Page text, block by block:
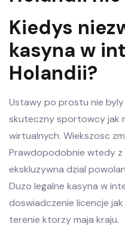
Kiedys
kasyna w
Holandii?
Ustawy po prostu nie
skuteczny sportowcy jak
wirtualnych. Wiekszosc
Prawdopodobnie wtedy z
ekskluzywna dzial
Duzo legalne kasyna w
doswiadczenie licencje
terenie ktorzy maja kraju.